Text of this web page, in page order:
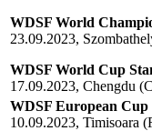
WDSF World
23.09.2023,
WDSF World Cup
17.09.2023, Chengdu
WDSF European Cup
10.09.2023, Timisoara